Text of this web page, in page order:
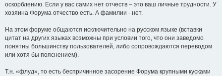
оскорблению. Если у вас самих нет отчеств – это ваш личные трудности. У
хозяина Форума отчество есть. А фамилии - нет.
На этом форуме общаются исключительно на русском языке (вставки
цитат на других языках возможны при условии того, что они заведомо
понятны большинству пользователей, либо сопровождаются переводом
или хотя бы пояснением).
Т.н. «флуд», то есть беспричинное засорение Форума крупными кусками